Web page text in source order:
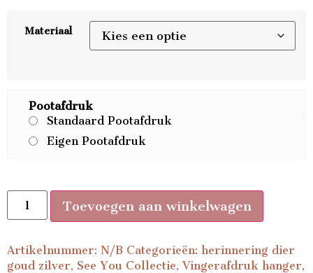
Materiaal
Pootafdruk
Standaard Pootafdruk
Eigen Pootafdruk
Toevoegen aan winkelwagen
Artikelnummer: N/B Categorieën: herinnering dier
goud zilver, See You Collectie, Vingerafdruk hanger,